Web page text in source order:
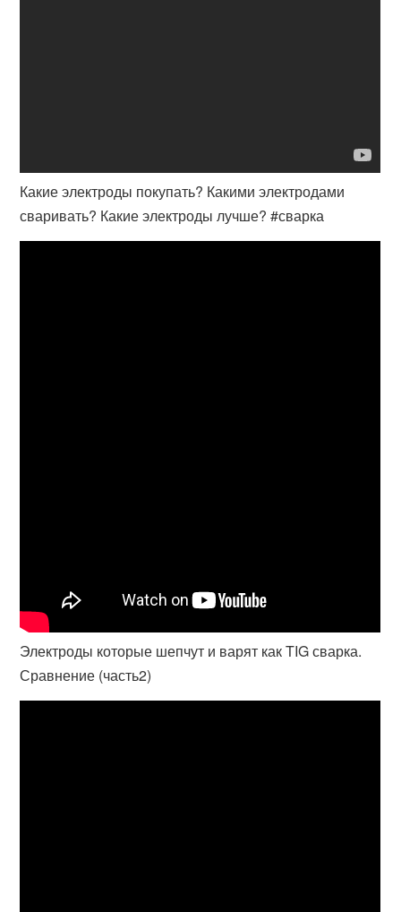
Какие электроды покупать? Какими электродами
сваривать? Какие электроды лучше? #сварка
Электроды которые шепчут и варят как TIG сварка.
Сравнение (часть2)